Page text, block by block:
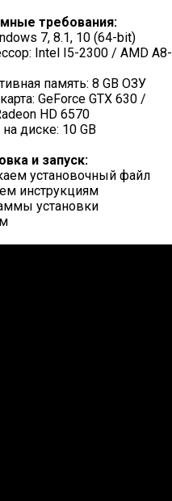
требования:
7, 8.1, 10 (64-bit)
Intel I5-2300 / AMD A8-
память: 8 GB ОЗУ
GeForce GTX 630 /
HD 6570
диске: 10 GB
и запуск:
установочный файл
инструкциям
установки